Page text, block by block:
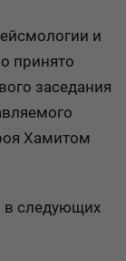
и
принято
заседания
Хамитом
в следующих